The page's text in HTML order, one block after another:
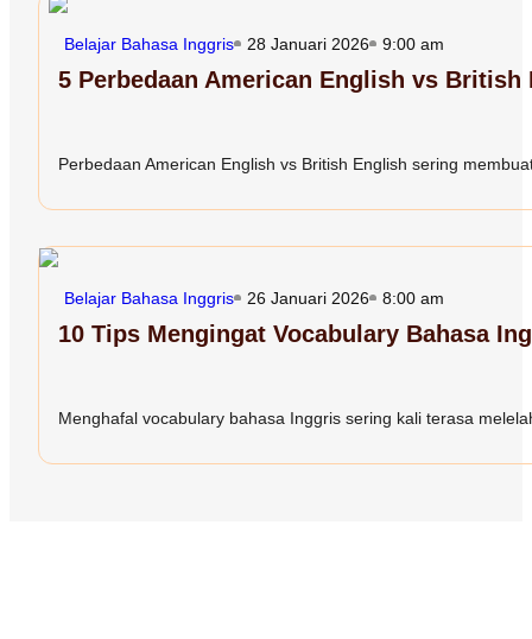
Belajar Bahasa Inggris 28 Januari 2026 9:00 am
5 Perbedaan American English vs
Perbedaan American English vs British English sering
Belajar Bahasa Inggris 26 Januari 2026 8:00 am
10 Tips Mengingat Vocabulary Bahasa
Menghafal vocabulary bahasa Inggris sering kali terasa